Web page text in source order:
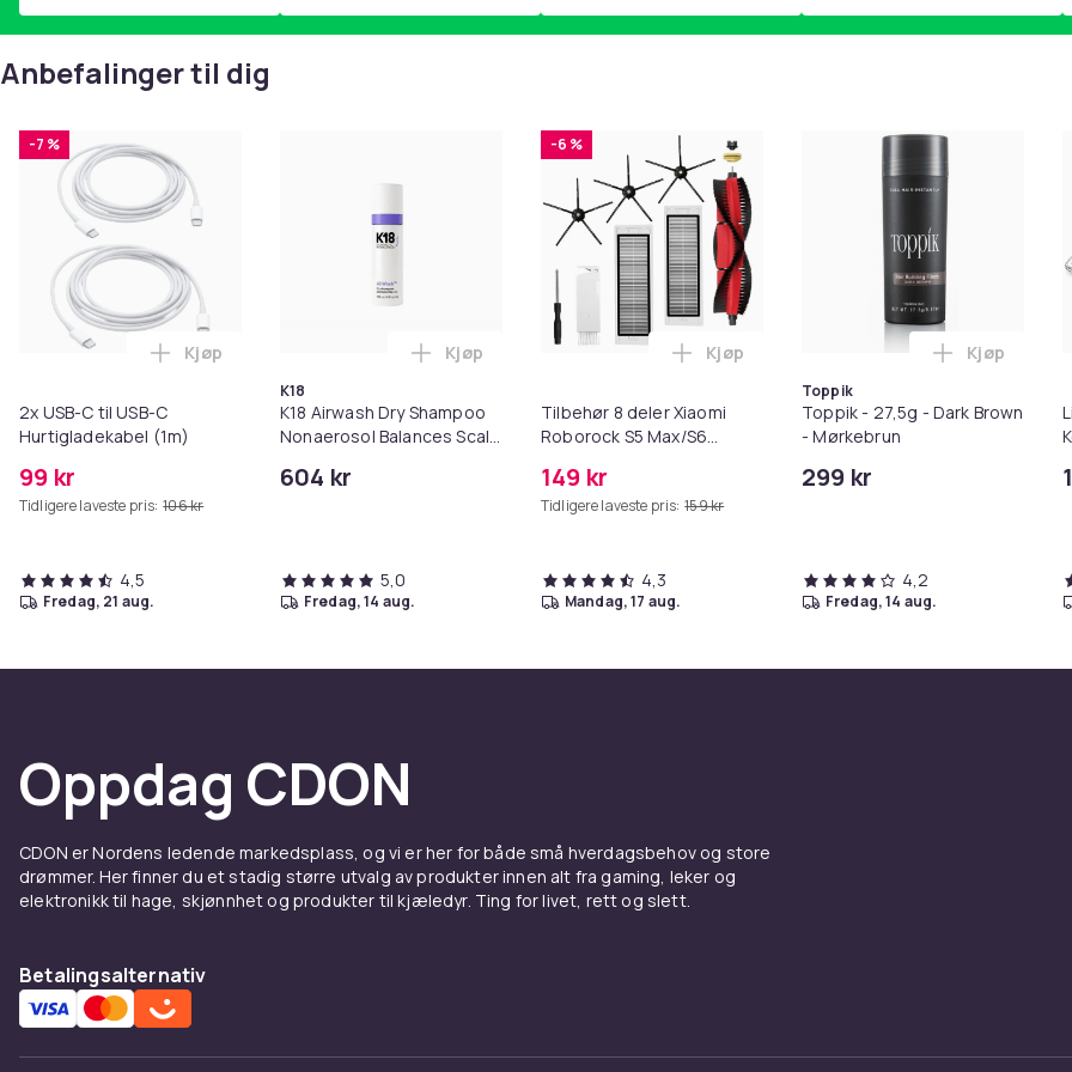
Anbefalinger til dig
-7 %
2x USB-C til USB-C
Hurtigladekabel (1m)
99 kr
Tidligere laveste pris: 106 kr
Legg 2x USB-C til USB-C Hurtigladekabel (1m) i handlekurven
Kjøp
4,5
fredag, 21 aug.
K18
K18 Airwash Dry Shampoo
Nonaerosol Balances Scalp
604 kr
Legg K18 Airwash Dry Shampoo Nonaerosol Balances Scalp & Controls
Kjøp
5,0
fredag, 14 aug.
-6 %
Tilbehør 8 deler Xiaomi
Roborock S5 Max/S6
MAXV/S50/S51/S55/S5/S60/S65/S6
149 kr
Tidligere laveste pris: 159 kr
Legg Tilbehør 8 deler Xiaomi Roborock
Kjøp
4,3
mandag, 17 aug.
Toppik
Toppik - 27,5g - Dark Brown
- Mørkebrun
299 kr
Legg
Kjøp
4,2
fredag, 14 aug.
Oppdag CDON
CDON er Nordens ledende markedsplass, og vi er her for både små hverdagsbehov og store
drømmer. Her finner du et stadig større utvalg av produkter innen alt fra gaming, leker og
elektronikk til hage, skjønnhet og produkter til kjæledyr. Ting for livet, rett og slett.
Betalingsalternativ